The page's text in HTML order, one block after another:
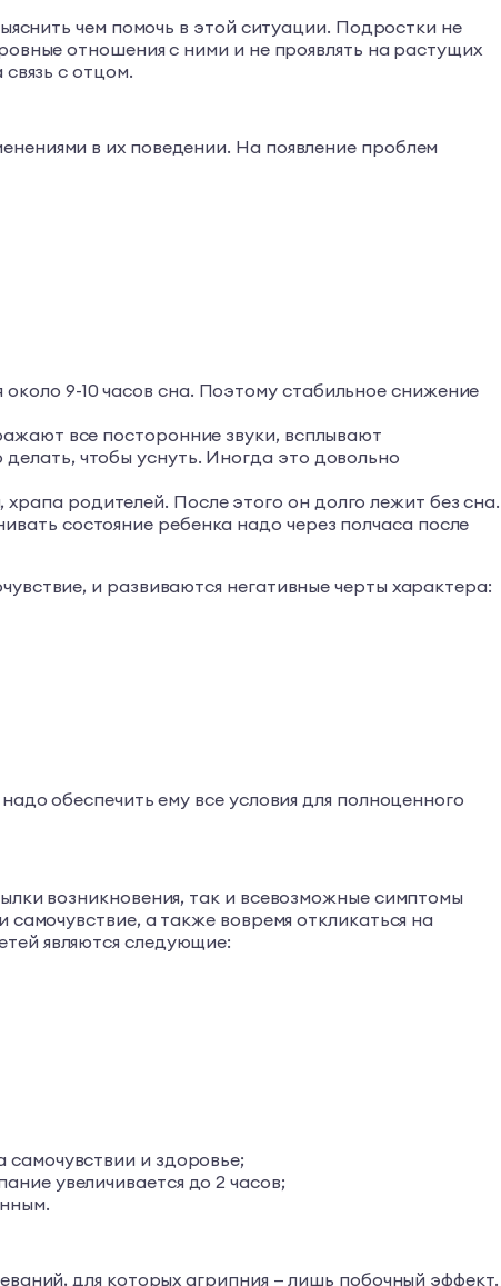
чем помочь в этой ситуации. Подростки не
отношения с ними и не проявлять на растущих
с отцом.
в их поведении. На появление проблем
9-10 часов сна. Поэтому стабильное снижение
все посторонние звуки, всплывают
чтобы уснуть. Иногда это довольно
родителей. После этого он долго лежит без сна.
состояние ребенка надо через полчаса после
и развиваются негативные черты характера:
обеспечить ему все условия для полноценного
возникновения, так и всевозможные симптомы
а также вовремя откликаться на
являются следующие:
самочувствии и здоровье;
увеличивается до 2 часов;
для которых агрипния — лишь побочный эффект.